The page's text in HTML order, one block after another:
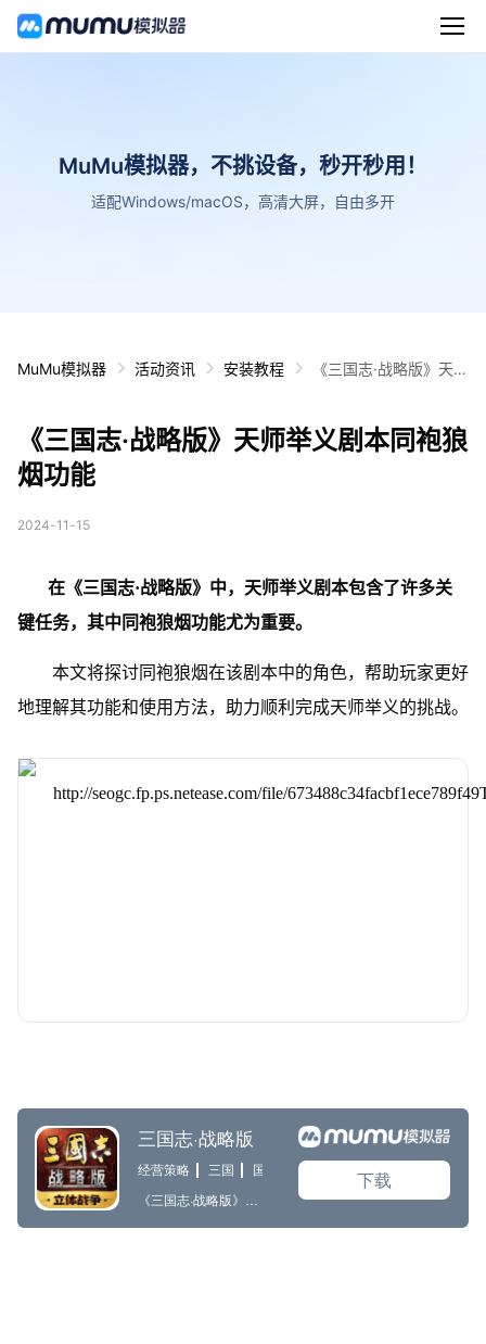
MuMu模拟器，不挑设备，秒开秒用！
适配Windows/macOS，高清大屏，自由多开
MuMu模拟器 活动资讯 安装教程
《三国志·战略版》天师
《三国志·战略版》天师举义剧本同袍狼
烟功能
2024-11-15
在《三国志·战略版》中，天师举义剧本包含了许多关
键任务，其中同袍狼烟功能尤为重要。
本文将探讨同袍狼烟在该剧本中的角色，帮助玩家更好
地理解其功能和使用方法， 助力顺利完成天师举义的挑战。